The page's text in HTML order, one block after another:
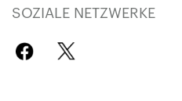
SOZIALE NETZWERKE